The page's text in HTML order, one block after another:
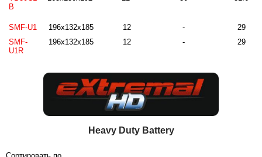
B
SMF-U1 196x132x185 12 -
29
SMF-
U1R
196x132x185 12 - 29
Heavy Duty Battery